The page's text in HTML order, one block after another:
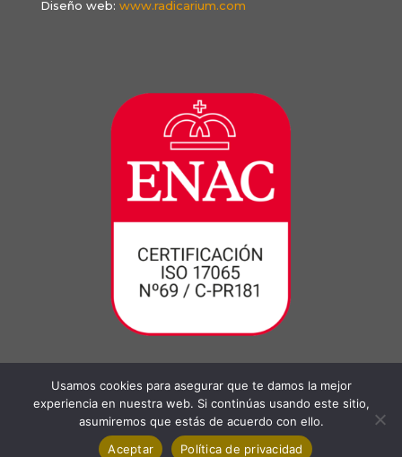
Diseño web: www.radicarium.com
Usamos cookies para asegurar que te damos la mejor
experiencia en nuestra web. Si continúas usando este sitio,
asumiremos que estás de acuerdo con ello.
Aceptar
Política de privacidad